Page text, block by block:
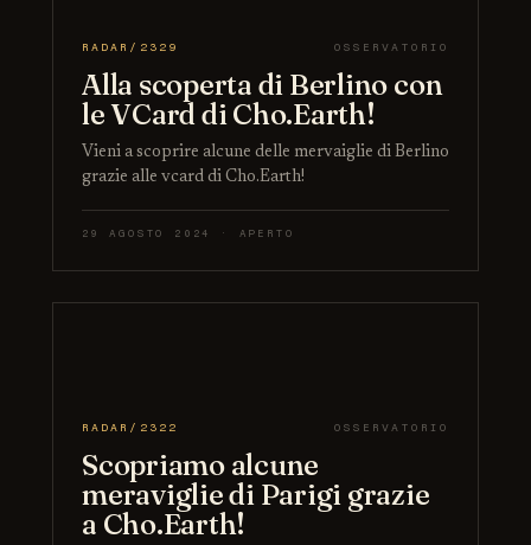
RADAR/2329 OSSERVATORIO
Alla scoperta di Berlino con
le VCard di Cho.Earth!
Vieni a scoprire alcune delle mervaiglie di Berlino
grazie alle vcard di Cho.Earth!
29 AGOSTO 2024 · APERTO
RADAR/2322 OSSERVATORIO
Scopriamo alcune
meraviglie di Parigi grazie
a Cho.Earth!